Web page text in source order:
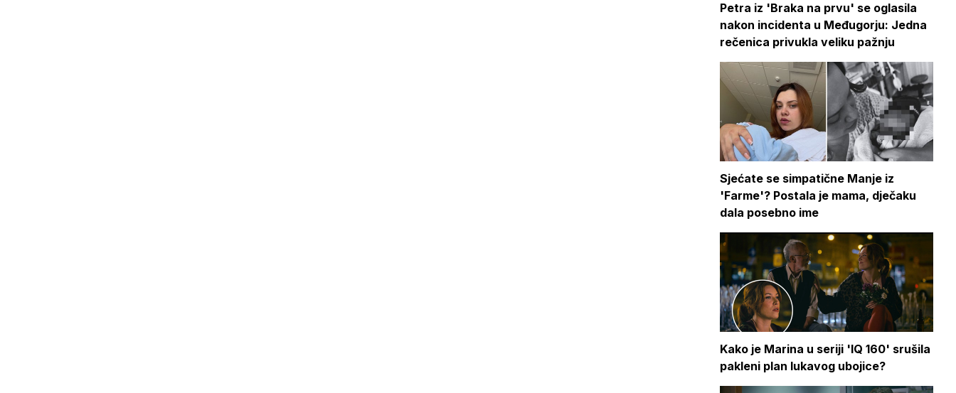
Petra iz 'Braka na prvu' se oglasila
nakon incidenta u Međugorju: Jedna
rečenica privukla veliku pažnju
Sjećate se simpatične Manje iz
'Farme'? Postala je mama, dječaku
dala posebno ime
Kako je Marina u seriji 'IQ 160' srušila
pakleni plan lukavog ubojice?